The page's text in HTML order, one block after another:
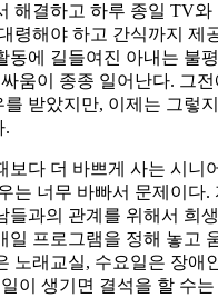
해결하고 하루 종일 TV와
령해야 하고 간식까지 제
동에 길들여진 아내는 불
움이 종종 일어난다. 그
받았지만, 이제는 그렇
.
보다 더 바쁘게 사는 시니
는 너무 바빠서 문제이다.
들과의 관계를 위해서 희
일 프로그램을 정해 놓고
노래교실, 수요일은 장애
이 생기면 결석을 할 수